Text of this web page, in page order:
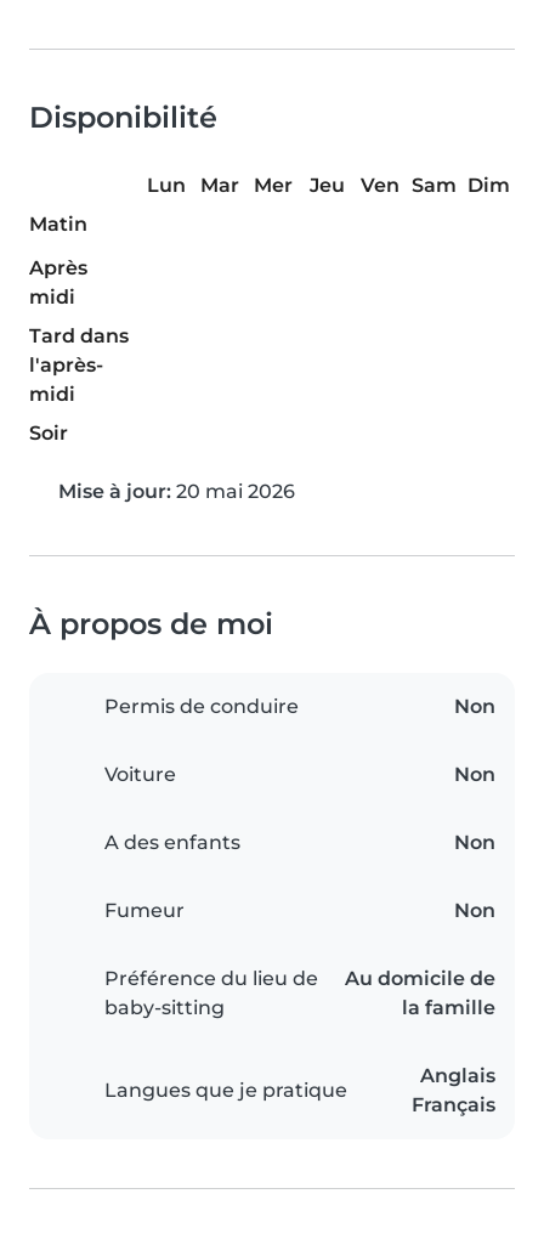
Disponibilité
Lun Mar Mer Jeu Ven Sam Dim
Matin
Après
midi
Tard dans
l'après-
midi
Soir
Mise à jour: 20 mai 2026
À propos de moi
Permis de conduire Non
Voiture Non
A des enfants Non
Fumeur Non
Préférence du lieu de
baby-sitting
Au domicile de
la famille
Langues que je pratique
Anglais
Français